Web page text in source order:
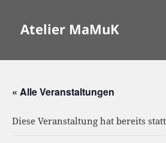
Atelier MaMuK
« Alle Veranstaltungen
Diese Veranstaltung hat bereits